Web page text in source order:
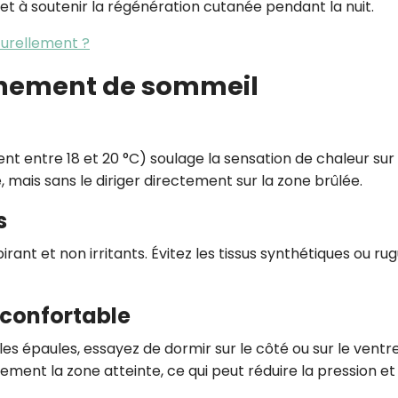
à soutenir la régénération cutanée pendant la nuit.
?
de sommeil
entre 18 et 20 °C) soulage la sensation de chaleur sur
mais sans le diriger directement sur la zone brûlée.
et non irritants. Évitez les tissus synthétiques ou
épaules, essayez de dormir sur le côté ou sur le
la zone atteinte, ce qui peut réduire la pression